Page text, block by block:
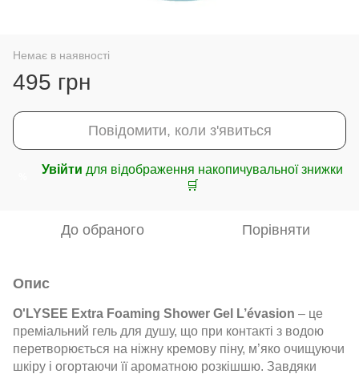
Немає в наявності
495 грн
Повідомити, коли з'явиться
Увійти для відображення накопичувальної знижки
🛒
До обраного Порівняти
Опис
O'LYSEE Extra Foaming Shower Gel L’évasion – це
преміальний гель для душу, що при контакті з водою
перетворюється на ніжну кремову піну, м’яко очищуючи
шкіру і огортаючи її ароматною розкішшю. Завдяки